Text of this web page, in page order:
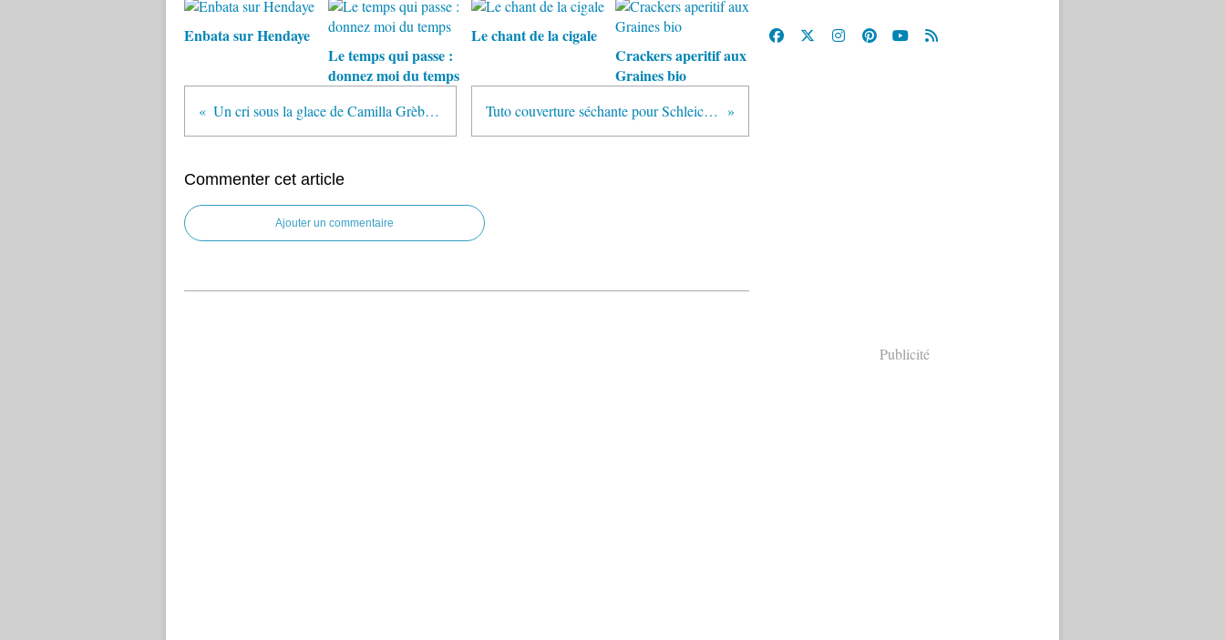
Enbata sur Hendaye
Le temps qui passe :
donnez moi du temps
Le chant de la cigale
Crackers aperitif aux
Graines bio
Un cri sous la glace de Camilla Grèbe (livre de poche ) Tuto couverture séchante pour Schleich, Burder ou Papo
Commenter cet article
Ajouter un commentaire
Publicité